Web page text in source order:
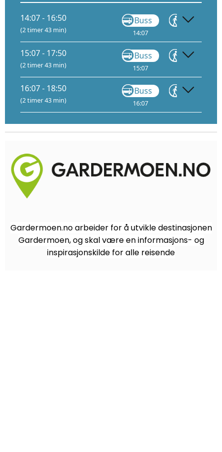
14:07 - 16:50
(2 timer 43 min)
Buss
14:07
Gå
15:07 - 17:50
(2 timer 43 min)
Buss
15:07
Gå
16:07 - 18:50
(2 timer 43 min)
Buss
16:07
Gå
Gardermoen.no arbeider for å utvikle destinasjonen
Gardermoen, og skal være en informasjons- og
inspirasjonskilde for alle reisende